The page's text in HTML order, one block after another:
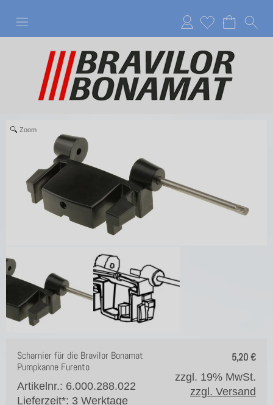
Anmelden
Zoom
5,20€
Scharnier für die Bravilor Bonamat
Pumpkanne Furento
Artikelnr.: 6.000.288.022
Lieferzeit*: 3 Werktage
zzgl. 19% MwSt.
zzgl. Versand